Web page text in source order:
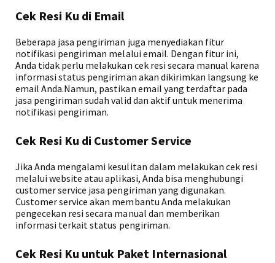
Cek Resi Ku di Email
Beberapa jasa pengiriman juga menyediakan fitur
notifikasi pengiriman melalui email. Dengan fitur ini,
Anda tidak perlu melakukan cek resi secara manual karena
informasi status pengiriman akan dikirimkan langsung ke
email Anda.Namun, pastikan email yang terdaftar pada
jasa pengiriman sudah valid dan aktif untuk menerima
notifikasi pengiriman.
Cek Resi Ku di Customer Service
Jika Anda mengalami kesulitan dalam melakukan cek resi
melalui website atau aplikasi, Anda bisa menghubungi
customer service jasa pengiriman yang digunakan.
Customer service akan membantu Anda melakukan
pengecekan resi secara manual dan memberikan
informasi terkait status pengiriman.
Cek Resi Ku untuk Paket Internasional